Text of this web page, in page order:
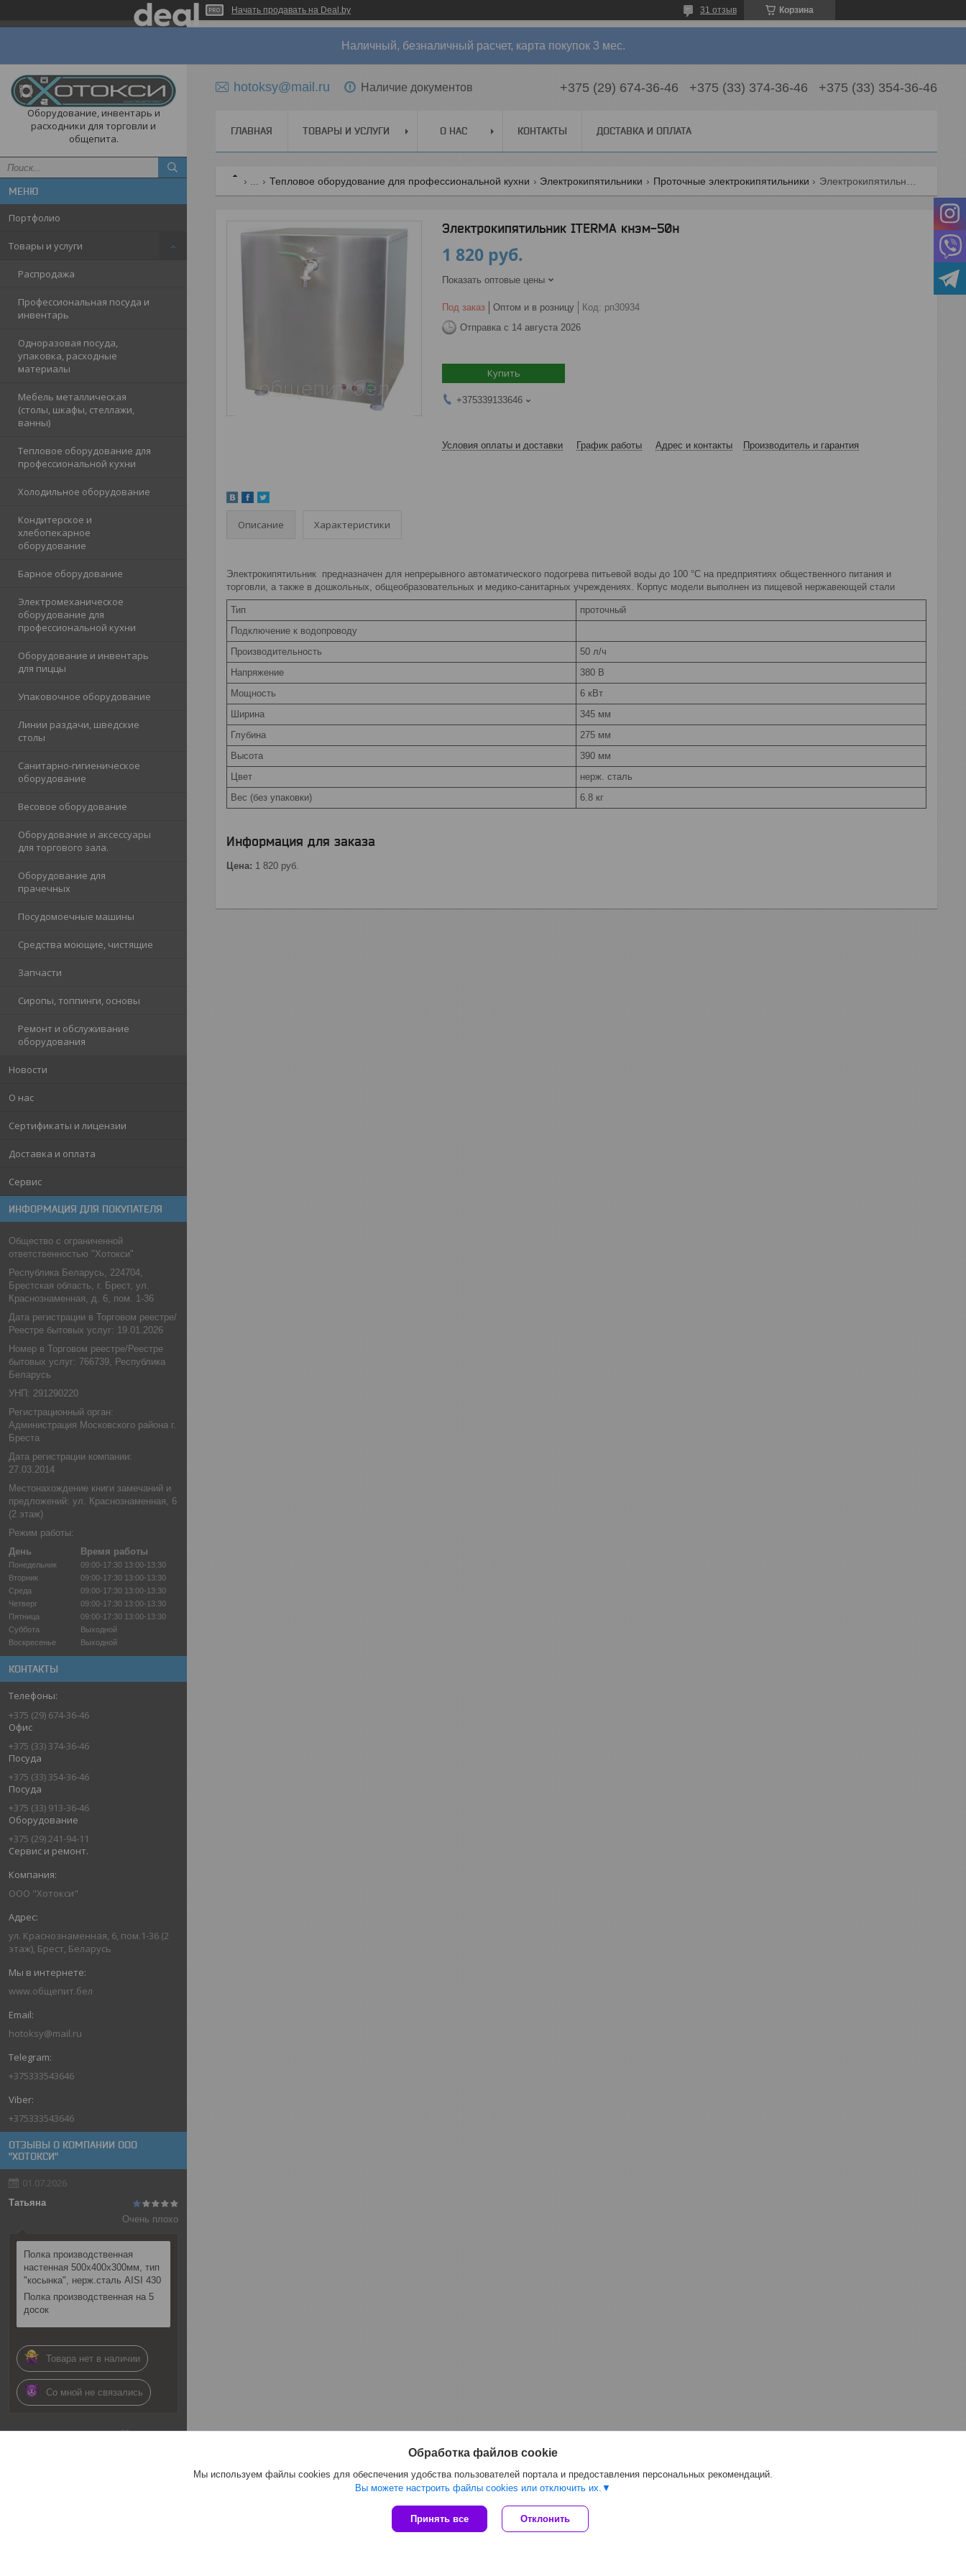
Начать продавать на Deal.by Корзина
31 отзыв
Наличный, безналичный расчет, карта покупок 3 мес.
Оборудование, инвентарь и
расходники для торговли и
общепита.
Портфолио
Товары и услуги
Распродажа
Профессиональная посуда и
инвентарь
Одноразовая посуда,
упаковка, расходные
материалы
Мебель металлическая
(столы, шкафы, стеллажи,
ванны)
Тепловое оборудование для
профессиональной кухни
Холодильное оборудование
Кондитерское и
хлебопекарное
оборудование
Барное оборудование
Электромеханическое
оборудование для
профессиональной кухни
Оборудование и инвентарь
для пиццы
Упаковочное оборудование
Линии раздачи, шведские
столы
Санитарно-гигиеническое
оборудование
Весовое оборудование
Оборудование и аксессуары
для торгового зала.
Оборудование для
прачечных
Посудомоечные машины
Средства моющие, чистящие
Запчасти
Сиропы, топпинги, основы
Ремонт и обслуживание
оборудования
Новости
О нас
Сертификаты и лицензии
Доставка и оплата
Сервис
ИНФОРМАЦИЯ ДЛЯ ПОКУПАТЕЛЯ
Общество с ограниченной
ответственностью "Хотокси"
Республика Беларусь, 224704,
Брестская область, г. Брест, ул.
Краснознаменная, д. 6, пом. 1-36
Дата регистрации в Торговом реестре/
Реестре бытовых услуг: 19.01.2026
Номер в Торговом реестре/Реестре
бытовых услуг: 766739, Республика
Беларусь
УНП: 291290220
Регистрационный орган:
Администрация Московского района г.
Бреста
Дата регистрации компании:
27.03.2014
Местонахождение книги замечаний и
предложений: ул. Краснознаменная, 6
(2 этаж)
Режим работы:
День
Время работы
Понедельник 09:00-17:30 13:00-13:30
Вторник
09:00-17:30 13:00-13:30
Среда
09:00-17:30 13:00-13:30
Четверг
09:00-17:30 13:00-13:30
Пятница
09:00-17:30 13:00-13:30
Суббота
Выходной
Воскресенье
Выходной
КОНТАКТЫ
+375 (29) 674-36-46
Офис
+375 (33) 374-36-46
Посуда
+375 (33) 354-36-46
Посуда
+375 (33) 913-36-46
Оборудование
+375 (29) 241-94-11
Сервис и ремонт.
ООО "Хотокси"
ул. Краснознаменная, 6, пом.1-36 (2
этаж), Брест, Беларусь
www.общепит.бел
hotoksy@mail.ru
+375333543646
+375333543646
ОТЗЫВЫ О КОМПАНИИ ООО
"ХОТОКСИ"
01.07.2026
Татьяна
Очень плохо
Полка производственная
настенная 500х400х300мм, тип
"косынка", нерж.сталь AISI 430
Полка производственная на 5
досок
Товара нет в наличии
Со мной не связались
01.07.2026
hotoksy@mail.ru Наличие документов +375 (29) 674-36-46 +375 (33) 374-36-46 +375 (33) 354-36-46
ГЛАВНАЯ ТОВАРЫ И УСЛУГИ О НАС КОНТАКТЫ ДОСТАВКА И ОПЛАТА
Тепловое оборудование для профессиональной кухни Электрокипятильники Проточные электрокипятильники
Электрокипятильник ITERMA кнэм-50н
1 820 руб.
Показать оптовые цены
Под заказ Оптом и в розницу Код: рп30934
Отправка с 14 августа 2026
Купить
+375339133646
Условия оплаты и доставки График работы Адрес и контакты Производитель и гарантия
Описание Характеристики
Электрокипятильник предназначен для непрерывного автоматического подогрева питьевой воды до 100 °C на предприятиях общественного питания и
торговли, а также в дошкольных, общеобразовательных и медико-санитарных учреждениях. Корпус модели выполнен из пищевой нержавеющей стали
Тип
проточный
Подключение к водопроводу
Производительность
50 л/ч
Напряжение
380 В
Мощность
6 кВт
Ширина
345 мм
Глубина
275 мм
Высота
390 мм
Цвет
нерж. сталь
Вес (без упаковки)
6.8 кг
Информация для заказа
Цена: 1 820 руб.
Обработка файлов cookie
Мы используем файлы cookies для обеспечения удобства пользователей портала и предоставления персональных рекомендаций.
Вы можете настроить файлы cookies или отключить их.
Принять все Отклонить